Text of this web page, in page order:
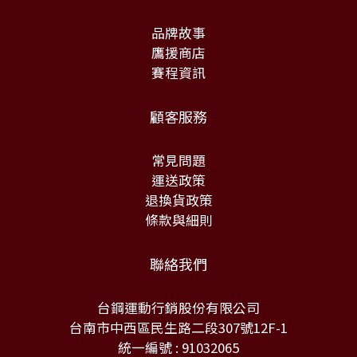
品牌故事
鷹援商店
賽程資訊
顧客服務
常見問題
運送政策
退換貨政策
條款與細則
聯絡我們
台鋼運動行銷股份有限公司
台南市中西區民生路二段307號12F-1
統一編號 : 91032065